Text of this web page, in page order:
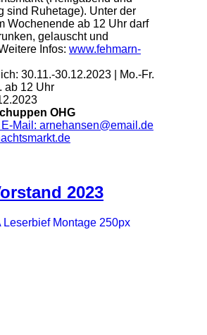
sind Ruhetage). Unter der
Wochenende ab 12 Uhr darf
gelauscht und
Infos: www.fehmarn-
30.11.-30.12.2023 | Mo.-Fr.
ab 12 Uhr
OHG
E-Mail: arnehansen@email.de
2023